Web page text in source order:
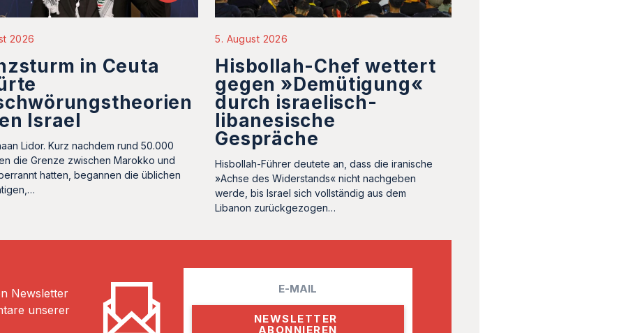
2026
in Ceuta
Israel
Lidor. Kurz nachdem rund 50.000
die Grenze zwischen Marokko und
hatten, begannen die üblichen
5. August 2026
Hisbollah-Chef wettert
gegen »Demütigung«
durch israelisch-
libanesische
Gespräche
Hisbollah-Führer deutete an, dass die iranische
»Achse des Widerstands« nicht nachgeben
werde, bis Israel sich vollständig aus dem
Libanon zurückgezogen…
Newsletter
unserer